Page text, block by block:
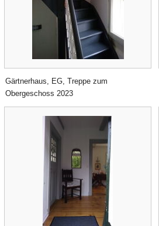
Gärtnerhaus, EG, Treppe zum
Obergeschoss 2023